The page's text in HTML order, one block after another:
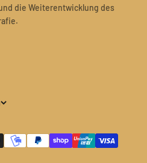
die Weiterentwicklung des